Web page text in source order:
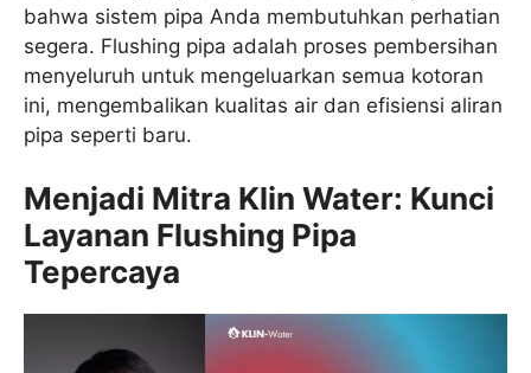
bahwa sistem pipa Anda membutuhkan perhatian
segera. Flushing pipa adalah proses pembersihan
menyeluruh untuk mengeluarkan semua kotoran
ini, mengembalikan kualitas air dan efisiensi aliran
pipa seperti baru.
Menjadi Mitra Klin Water: Kunci
Layanan Flushing Pipa
Tepercaya